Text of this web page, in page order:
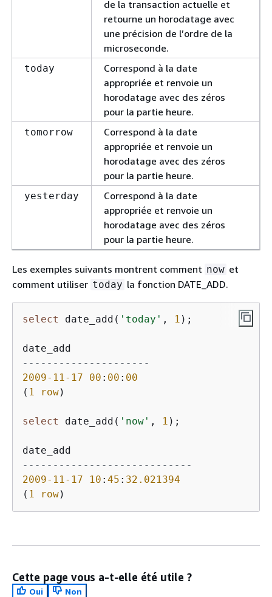
de la transaction actuelle et
retourne un horodatage avec
une précision de l’ordre de la
microseconde.
today
Correspond à la date
appropriée et renvoie un
horodatage avec des zéros
pour la partie heure.
tomorrow
Correspond à la date
appropriée et renvoie un
horodatage avec des zéros
pour la partie heure.
yesterday
Correspond à la date
appropriée et renvoie un
horodatage avec des zéros
pour la partie heure.
Les exemples suivants montrent comment now et
comment utiliser today la fonction DATE_ADD.
select date_add( 'today' , 1 );
---------------------
2009-11 -17 00 : 00 : 00
( 1 row)
select date_add( 'now' , 1 );
----------------------------
2009-11 -17 10 : 45 : 32.021394
( 1 row)
Cette page vous a-t-elle été utile ?
Oui
Non